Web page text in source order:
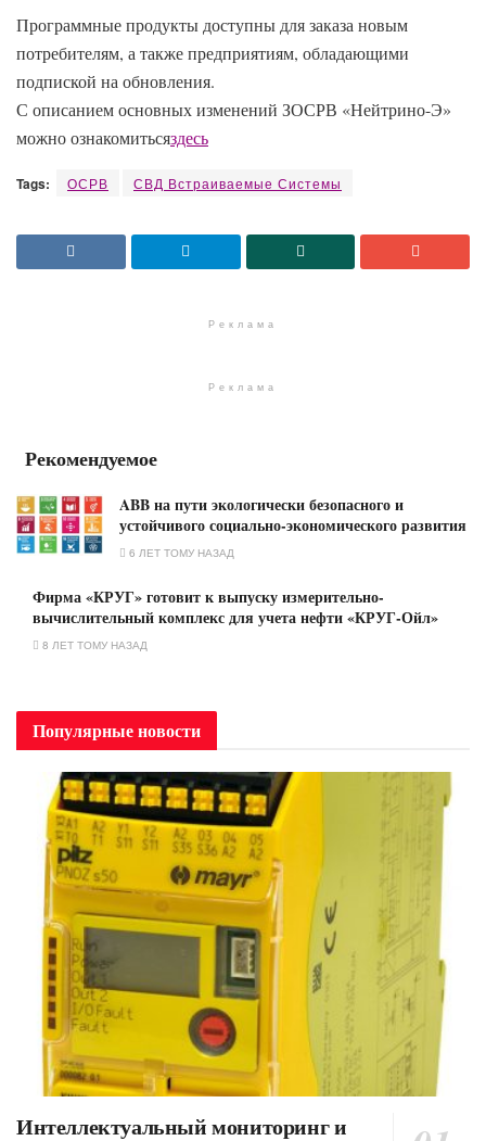
Программные продукты доступны для заказа новым
потребителям, а также предприятиям, обладающими
подпиской на обновления.
С описанием основных изменений ЗОСРВ «Нейтрино-Э»
можно ознакомитьсяздесь
Tags: ОСРВ СВД Встраиваемые Системы
Реклама
Реклама
Рекомендуемое
ABB на пути экологически безопасного и
устойчивого социально-экономического развития
6 ЛЕТ ТОМУ НАЗАД
Фирма «КРУГ» готовит к выпуску измерительно-
вычислительный комплекс для учета нефти «КРУГ-Ойл»
8 ЛЕТ ТОМУ НАЗАД
Популярные новости
Интеллектуальный мониторинг и